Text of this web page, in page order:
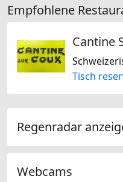
Empfohlene
Cantine
Tisch
Regenradar
Webcams